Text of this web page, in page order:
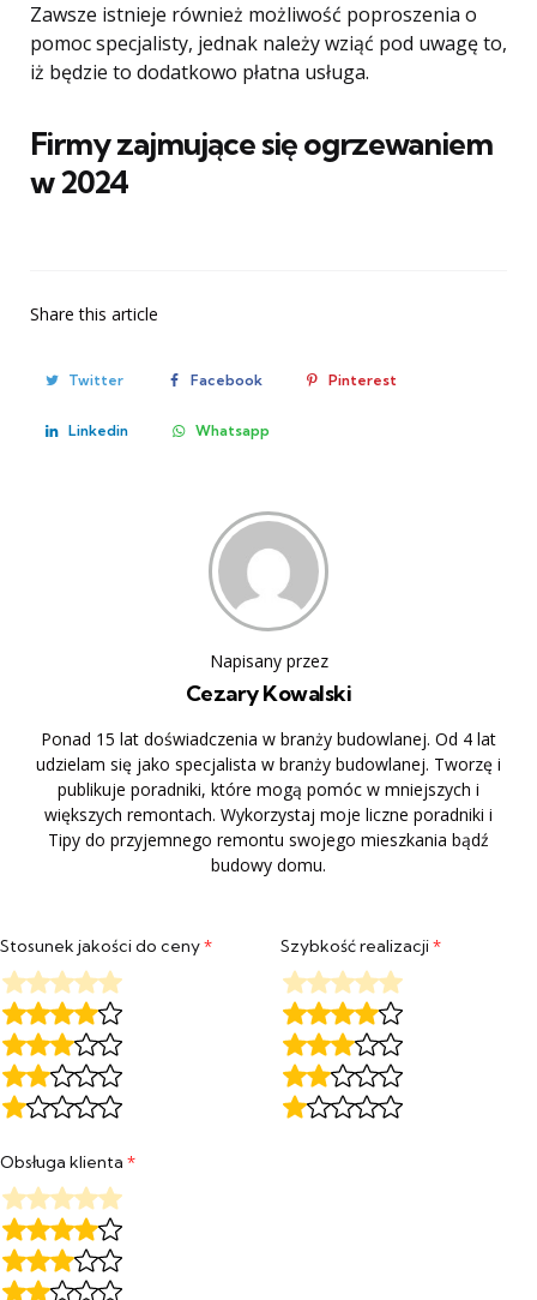
Zawsze istnieje również możliwość poproszenia o
pomoc specjalisty, jednak należy wziąć pod uwagę to,
iż będzie to dodatkowo płatna usługa.
Firmy zajmujące się ogrzewaniem
w 2024
Share this article
Twitter Facebook Pinterest
Linkedin Whatsapp
Napisany przez
Cezary Kowalski
Ponad 15 lat doświadczenia w branży budowlanej. Od 4 lat
udzielam się jako specjalista w branży budowlanej. Tworzę i
publikuje poradniki, które mogą pomóc w mniejszych i
większych remontach. Wykorzystaj moje liczne poradniki i
Tipy do przyjemnego remontu swojego mieszkania bądź
budowy domu.
Stosunek jakości do ceny* Szybkość realizacji*
Obsługa klienta *